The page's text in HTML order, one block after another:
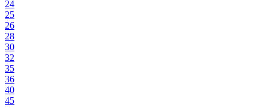
24
25
26
28
30
32
35
36
40
45